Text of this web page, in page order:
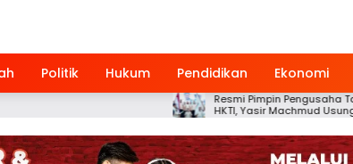
Politik Hukum Pendidikan Ekonomi
Resmi Pimpin Pengusaha Tani Indonesia
HKTI, Yasir Machmud Usung Gerakan
Kemandirian Pangan Berbasis Petani
Modern